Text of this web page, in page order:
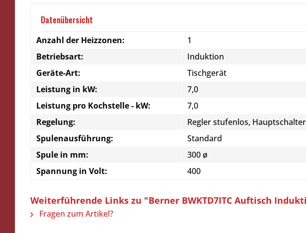
Datenübersicht
Anzahl der Heizzonen:
1
Betriebsart:
Induktion
Geräte-Art:
Tischgerät
Leistung in kW:
7,0
Leistung pro Kochstelle - kW:
7,0
Regelung:
Regler stufenlos, Hauptschalter
Spulenausführung:
Standard
Spule in mm:
300 ø
Spannung in Volt:
400
Weiterführende Links zu "Berner BWKTD7ITC Auftisch
Fragen zum Artikel?